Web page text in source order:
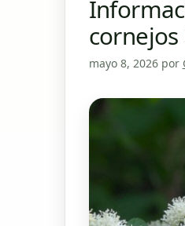
mayo 8, 2026 por